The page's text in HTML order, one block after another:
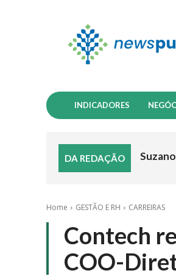
INDICADORES
DA REDAÇÃO
Home GESTÃO E RH CARREIRAS
Contech
COO-